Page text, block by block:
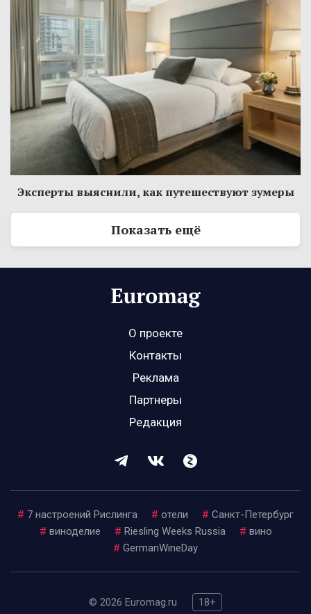
Эксперты выяснили, как путешествуют зумеры
Показать ещё
О проекте
Контакты
Реклама
Партнеры
Редакция
# 7 настроений Рислинга # отели # Санкт-Петербург
# виноделие # Riesling Weeks Russia # вино
# GermanWineDay
© 2026 Euromag.ru 18+